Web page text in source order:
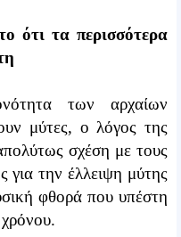
ότι τα περισσότερα
των αρχαίων
μύτες, ο λόγος της
σχέση με τους
για την έλλειψη μύτης
φθορά που υπέστη